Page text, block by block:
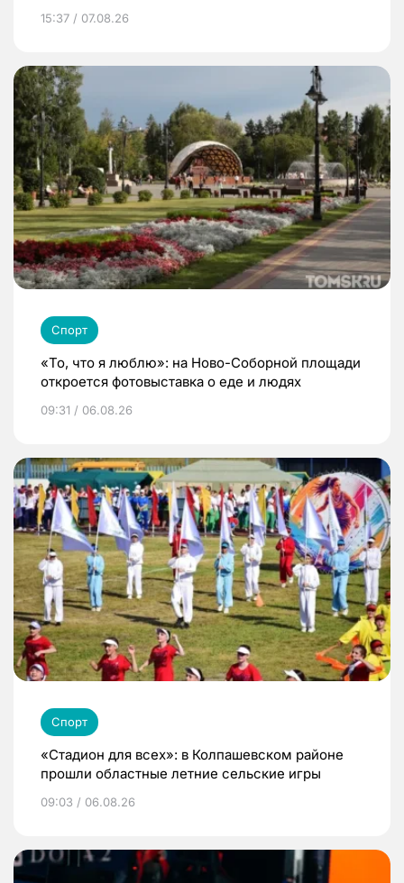
15:37 / 07.08.26
Спорт
«То, что я люблю»: на Ново-Соборной площади
откроется фотовыставка о еде и людях
09:31 / 06.08.26
Спорт
«Стадион для всех»: в Колпашевском районе
прошли областные летние сельские игры
09:03 / 06.08.26